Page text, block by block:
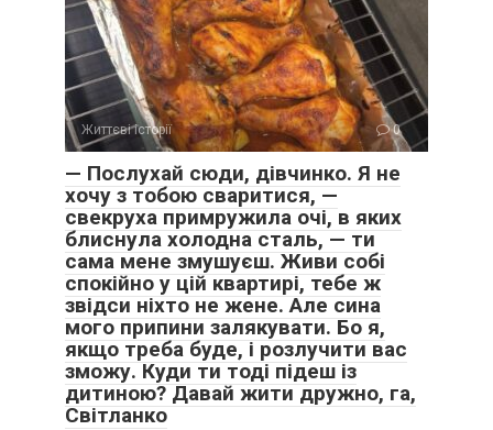
Життєві історії 0
— Послухай сюди, дівчинко. Я не
хочу з тобою сваритися, —
свекруха примружила очі, в яких
блиснула холодна сталь, — ти
сама мене змушуєш. Живи собі
спокійно у цій квартирі, тебе ж
звідси ніхто не жене. Але сина
мого припини залякувати. Бо я,
якщо треба буде, і розлучити вас
зможу. Куди ти тоді підеш із
дитиною? Давай жити дружно, га,
Світланко